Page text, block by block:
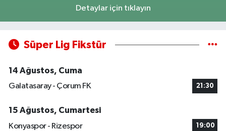
Detaylar için tıklayın
Süper Lig Fikstür
14 Ağustos, Cuma
Galatasaray - Çorum FK
21:30
15 Ağustos, Cumartesi
Konyaspor - Rizespor
19:00